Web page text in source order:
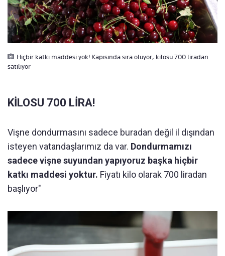
Hiçbir katkı maddesi yok! Kapısında sıra oluyor, kilosu 700 liradan
satılıyor
KİLOSU 700 LİRA!
Vişne dondurmasını sadece buradan değil il dışından
isteyen vatandaşlarımız da var. Dondurmamızı
sadece vişne suyundan yapıyoruz başka hiçbir
katkı maddesi yoktur. Fiyatı kilo olarak 700 liradan
başlıyor"